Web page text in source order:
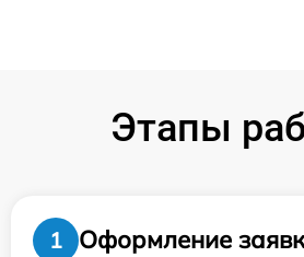
Этапы
1
Оформление